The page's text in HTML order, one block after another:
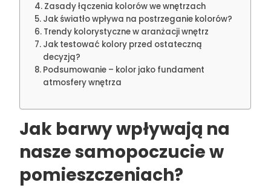
Zasady łączenia kolorów we wnętrzach
Jak światło wpływa na postrzeganie kolorów?
Trendy kolorystyczne w aranżacji wnętrz
Jak testować kolory przed ostateczną
decyzją?
Podsumowanie – kolor jako fundament
atmosfery wnętrza
Jak barwy wpływają na
nasze samopoczucie w
pomieszczeniach?